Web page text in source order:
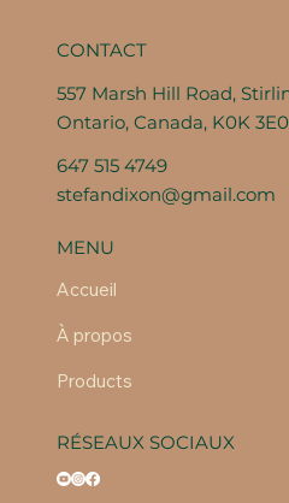
CONTACT
557 Marsh Hill Road,
Ontario, Canada, K0K 3E0
647 515 4749
stefandixon@gmail.com
MENU
Accueil
À propos
Products
RÉSEAUX SOCIAUX